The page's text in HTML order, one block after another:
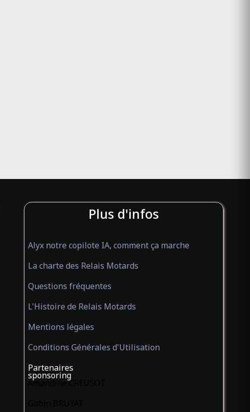
Plus d'infos
Alyx notre copilote IA, comment ça marche
La charte des Relais Motards
Questions fréquentes
L'Histoire de Relais Motards
Mentions légales
Conditions Générales d'Utilisation
Partenaires
sponsoring
Amandine CREUSOT